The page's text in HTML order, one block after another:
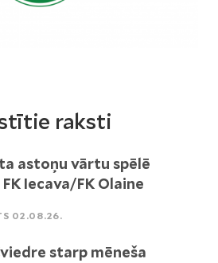
raksti
astoņu vārtu spēlē
Iecava/FK Olaine
02.08.26.
starp mēneša